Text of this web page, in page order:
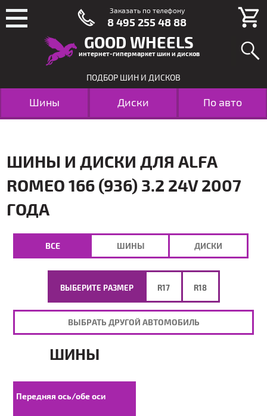
GOOD WHEELS
интернет-гипермаркет шин и дисков
ПОДБОР ШИН И ДИСКОВ
Шины Диски По авто
ШИНЫ И ДИСКИ ДЛЯ ALFA
ROMEO 166 (936) 3.2 24V 2007
ГОДА
ВЫБЕРИТЕ РАЗМЕР R17 R18
ВЫБРАТЬ ДРУГОЙ АВТОМОБИЛЬ
ВСЕ ШИНЫ ДИСКИ
ШИНЫ
Передняя ось/обе оси
Заказать по телефону
8 495 255 48 88